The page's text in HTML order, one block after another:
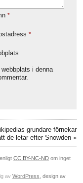
*
*
i denna
grundare förnekar
de letar efter Snowden »
CC BY-NC-ND om inget
av WordPress , design av